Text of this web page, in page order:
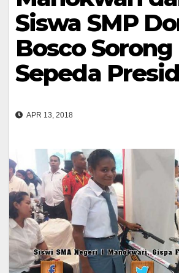
Siswa SMP
Bosco
Sepeda
APR 13, 2018